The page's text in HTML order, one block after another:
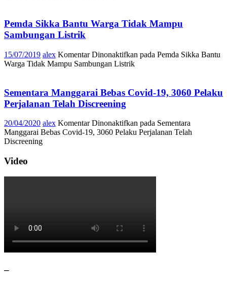
Pemda Sikka Bantu Warga Tidak Mampu
Sambungan Listrik
15/07/2019 alex Komentar Dinonaktifkan pada Pemda Sikka Bantu
Warga Tidak Mampu Sambungan Listrik
Sementara Manggarai Bebas Covid-19, 3060 Pelaku
Perjalanan Telah Discreening
20/04/2020 alex Komentar Dinonaktifkan pada Sementara
Manggarai Bebas Covid-19, 3060 Pelaku Perjalanan Telah
Discreening
Video
–